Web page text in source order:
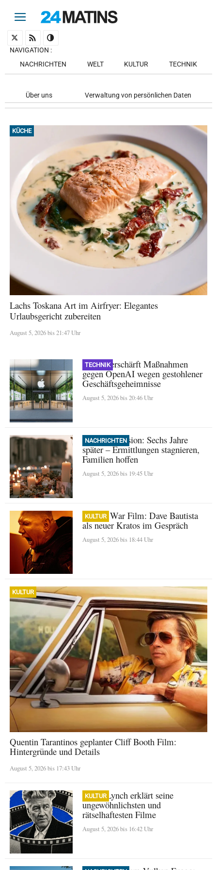
NAVIGATION :
NACHRICHTEN
WELT KULTUR TECHNIK
Über uns Verwaltung von persönlichen Daten
KÜCHE
Lachs Toskana Art im Airfryer: Elegantes
Urlaubsgericht zubereiten
August 5, 2026 bis 21:47 Uhr
TECHNIK
Apple verschärft Maßnahmen
gegen OpenAI wegen gestohlener
Geschäftsgeheimnisse
August 5, 2026 bis 20:46 Uhr
NACHRICHTEN
Beirut Explosion: Sechs Jahre
später – Ermittlungen stagnieren,
Familien hoffen
August 5, 2026 bis 19:45 Uhr
KULTUR
God of War Film: Dave Bautista
als neuer Kratos im Gespräch
August 5, 2026 bis 18:44 Uhr
KULTUR
Quentin Tarantinos geplanter Cliff Booth Film:
Hintergründe und Details
August 5, 2026 bis 17:43 Uhr
KULTUR
David Lynch erklärt seine
ungewöhnlichsten und
rätselhaftesten Filme
August 5, 2026 bis 16:42 Uhr